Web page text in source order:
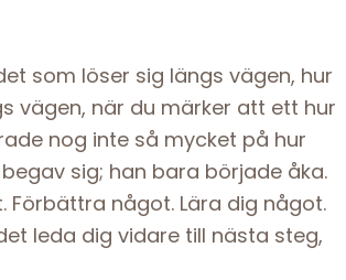
som löser sig längs vägen, hur
vägen, när du märker att ett hur
nog inte så mycket på hur
sig; han bara började åka.
något. Lära dig något.
leda dig vidare till nästa steg,